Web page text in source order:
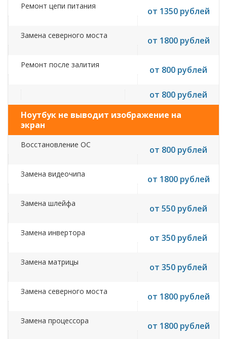
Ремонт цепи питания от 1350 рублей
Замена северного моста от 1800 рублей
Ремонт после залития от 800 рублей
от 800 рублей
Ноутбук не выводит изображение на
экран
Восстановление ОС от 800 рублей
Замена видеочипа от 1800 рублей
Замена шлейфа от 550 рублей
Замена инвертора от 350 рублей
Замена матрицы от 350 рублей
Замена северного моста от 1800 рублей
Замена процессора от 1800 рублей